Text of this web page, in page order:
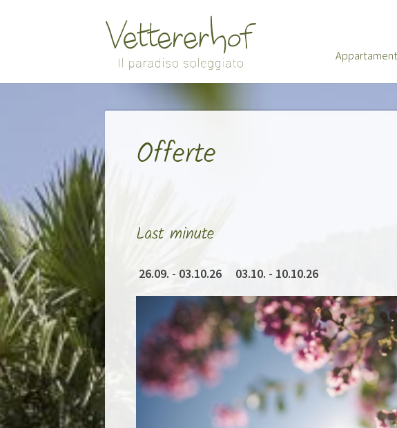
Offerte
Last minute
26.09. - 03.10.26 03.10. - 10.10.26